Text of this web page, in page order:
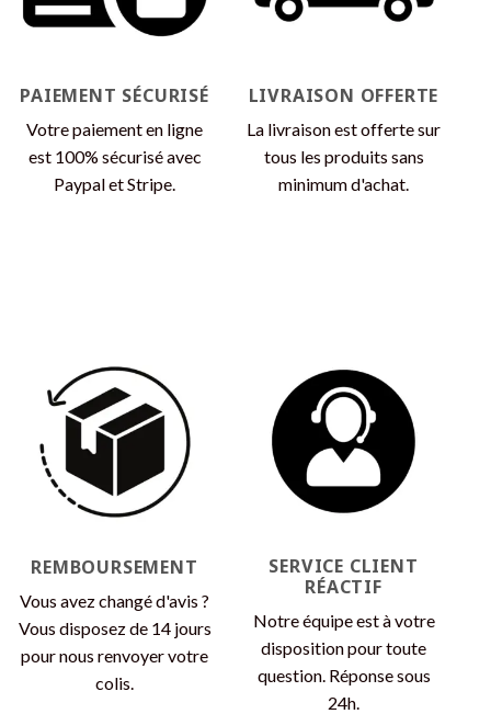
choisies
sur
du
produit
PAIEMENT SÉCURISÉ
Votre paiement en ligne
est 100% sécurisé avec
Paypal et Stripe.
LIVRAISON OFFERTE
La livraison est offerte sur
tous les produits sans
minimum d'achat.
REMBOURSEMENT
Vous avez changé d'avis ?
Vous disposez de 14 jours
pour nous renvoyer votre
colis.
SERVICE CLIENT
RÉACTIF
Notre équipe est à votre
disposition pour toute
question. Réponse sous
24h.